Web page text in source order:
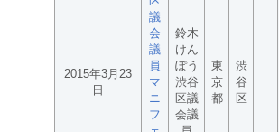
2015年3月23
日
議
会
議
員
マ
ニ
フ
鈴木
けん
ぽう
渋谷
区議
会議
東
京
都
渋
谷
区